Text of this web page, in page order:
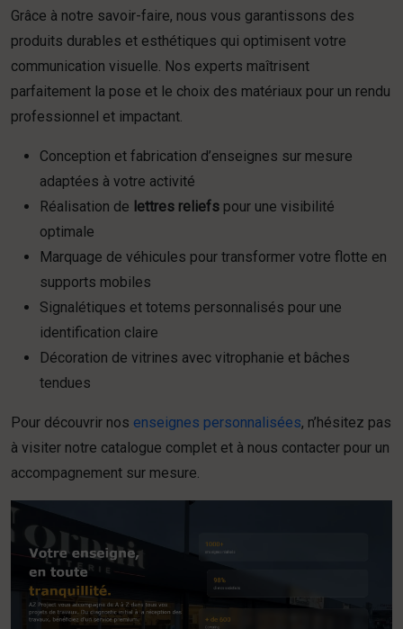
Grâce à notre savoir-faire, nous vous garantissons des
produits durables et esthétiques qui optimisent votre
communication visuelle. Nos experts maîtrisent
parfaitement la pose et le choix des matériaux pour un rendu
professionnel et impactant.
Conception et fabrication d’enseignes sur mesure
adaptées à votre activité
Réalisation de lettres reliefs pour une visibilité
optimale
Marquage de véhicules pour transformer votre flotte en
supports mobiles
Signalétiques et totems personnalisés pour une
identification claire
Décoration de vitrines avec vitrophanie et bâches
tendues
Pour découvrir nos enseignes personnalisées, n’hésitez pas
à visiter notre catalogue complet et à nous contacter pour un
accompagnement sur mesure.